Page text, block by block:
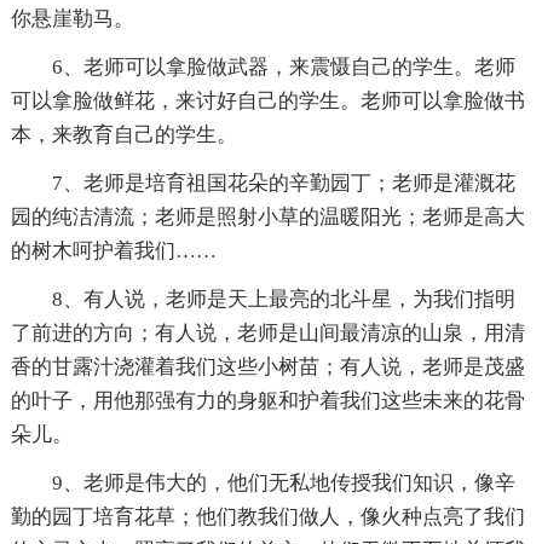
你悬崖勒马。
6、老师可以拿脸做武器，来震慑自己的学生。老师
可以拿脸做鲜花，来讨好自己的学生。老师可以拿脸做书
本，来教育自己的学生。
7、老师是培育祖国花朵的辛勤园丁；老师是灌溉花
园的纯洁清流；老师是照射小草的温暖阳光；老师是高大
的树木呵护着我们……
8、有人说，老师是天上最亮的北斗星，为我们指明
了前进的方向；有人说，老师是山间最清凉的山泉，用清
香的甘露汁浇灌着我们这些小树苗；有人说，老师是茂盛
的叶子，用他那强有力的身躯和护着我们这些未来的花骨
朵儿。
9、老师是伟大的，他们无私地传授我们知识，像辛
勤的园丁培育花草；他们教我们做人，像火种点亮了我们